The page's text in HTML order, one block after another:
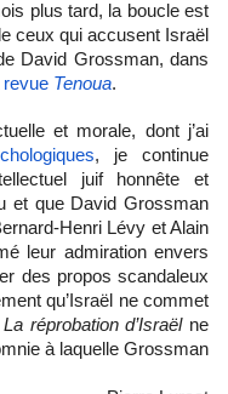
plus tard, la boucle est
ceux qui accusent Israël
David Grossman, dans
revue Tenoua.
et morale, dont j’ai
, je continue
juif honnête et
et que David Grossman
Henri Lévy et Alain
leur admiration envers
des propos scandaleux
qu’Israël ne commet
La réprobation d’Israëlne
à laquelle Grossman